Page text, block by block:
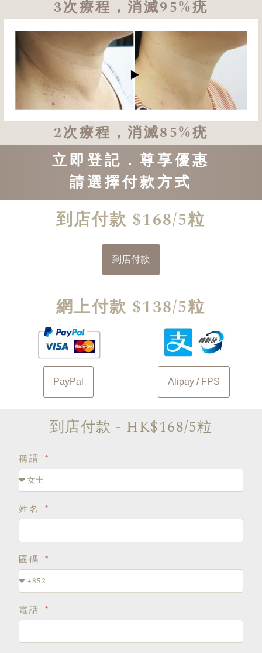
3次療程，消滅95%疣
2次療程，消滅85%疣
立即登記．尊享優惠
請選擇付款方式
到店付款 $168/5粒
到店付款
網上付款 $138/5粒
PayPal Alipay / FPS
到店付款 - HK$168/5粒
稱謂
姓名
區碼
電話